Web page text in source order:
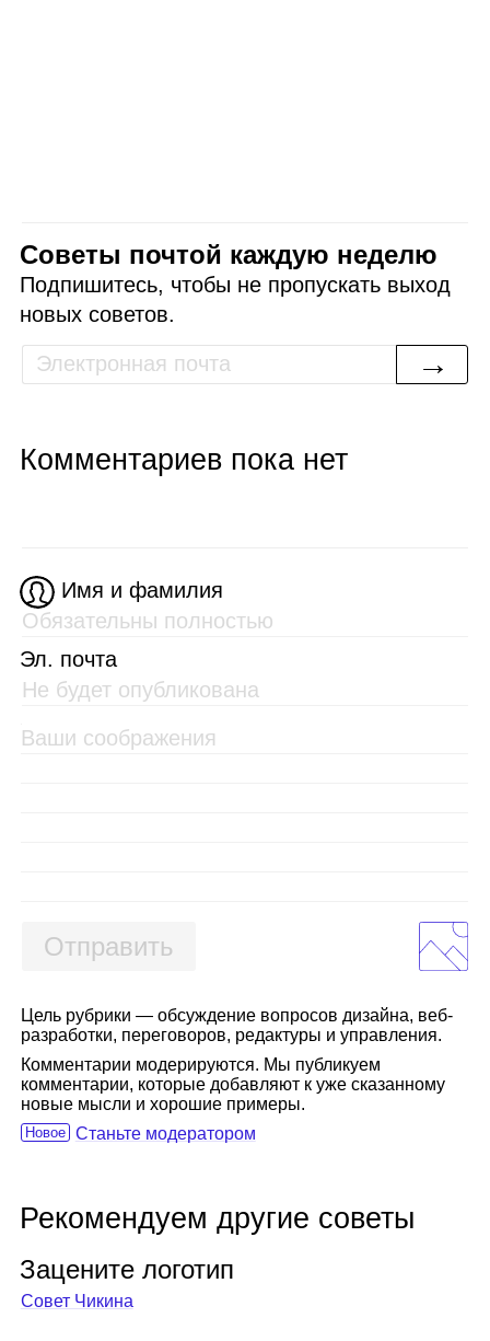
Советы почтой каждую неделю
Подпишитесь, чтобы не пропускать выход
новых советов.
→
Комментариев пока нет
Имя и фамилия
Эл. почта
Отправить
Цель рубрики — обсуждение вопросов дизайна, веб-
разработки, переговоров, редактуры и управления.
Комментарии модерируются. Мы публикуем
комментарии, которые добавляют к уже сказанному
новые мысли и хорошие примеры.
Новое Станьте модератором
Рекомендуем другие советы
Заце­ните лого­тип
Совет Чикина